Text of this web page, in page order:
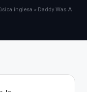
inglesa » Daddy Was A